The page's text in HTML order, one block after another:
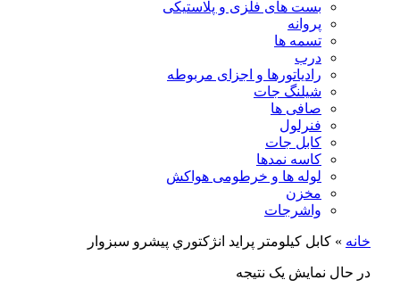
بست های فلزی و پلاستیکی
پروانه
تسمه ها
درب
رادیاتورها و اجزای مربوطه
شیلنگ جات
صافی ها
فنرلول
کابل جات
کاسه نمدها
لوله ها و خرطومی هواکش
مخزن
واشرجات
خانه » كابل كيلومتر پرايد انژكتوري پیشرو سبزوار
در حال نمایش یک نتیجه